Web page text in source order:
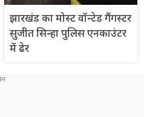
झारखंड का मोस्ट वॉन्टेड गैंगस्टर
सुजीत सिन्हा पुलिस एनकाउंटर
में ढेर